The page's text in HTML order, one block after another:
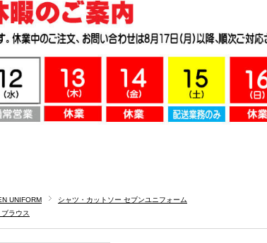
UNIFORM
シャツ・カットソー セブンユニフォーム
ラウス